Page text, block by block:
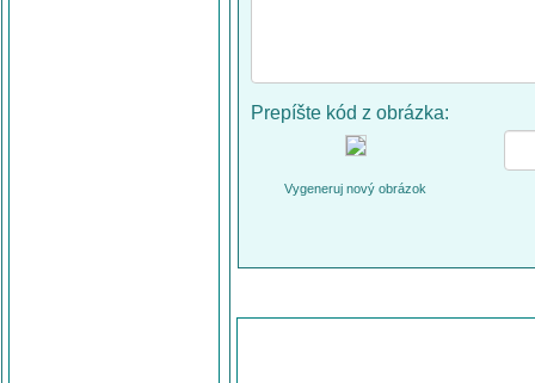
Prepíšte kód z obrázka:
Vygeneruj nový obrázok